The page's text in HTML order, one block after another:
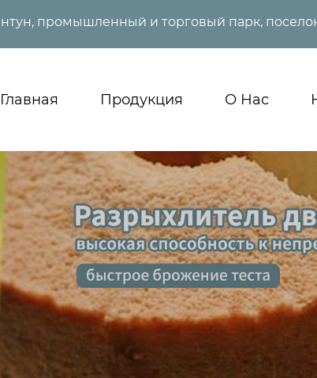
промышленный и торговый парк,
Главная Продукция О Нас